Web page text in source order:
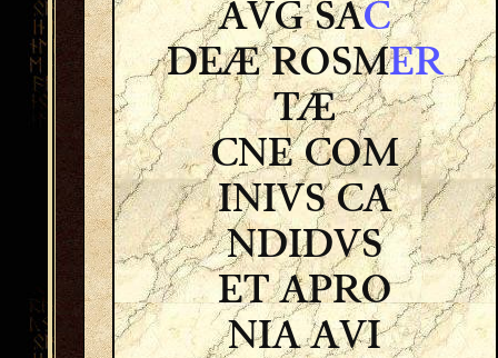
AVG SAC
DEÆ ROSMER
TÆ
CNE COM
INIVS CA
NDIDVS
ET APRO
NIA AVI